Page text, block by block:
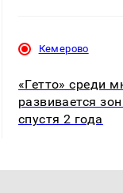
Кемерово
«Гетто» среди
развивается
спустя 2 года